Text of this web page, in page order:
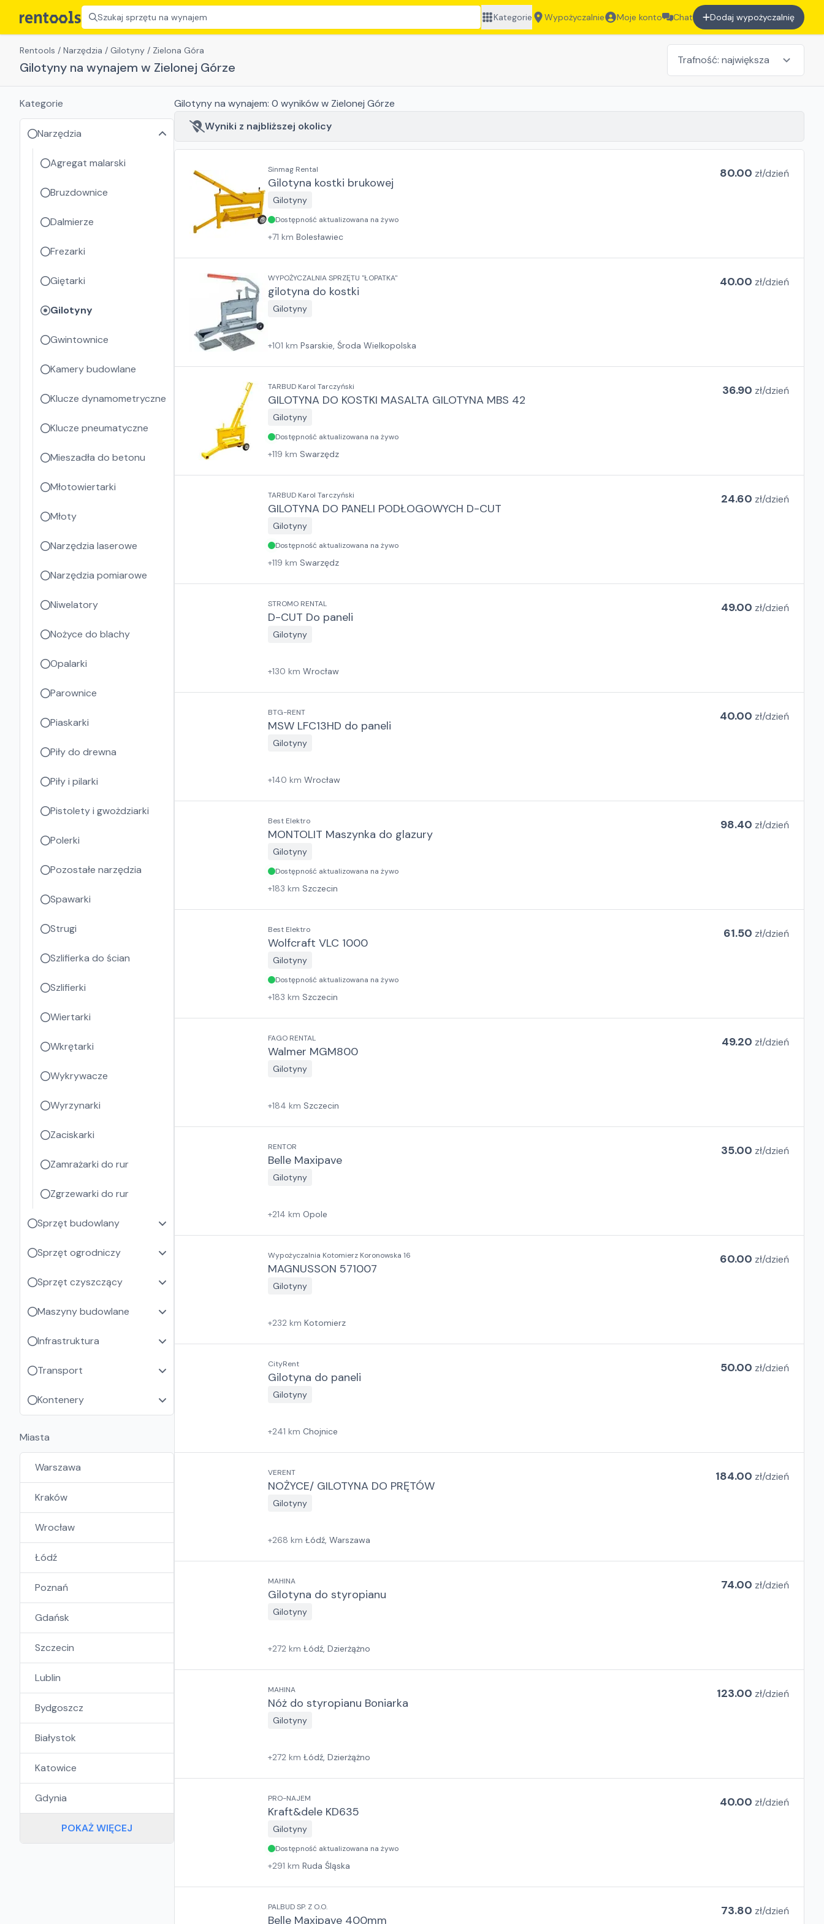
Szukaj sprzętu na wynajem Kategorie Wypożyczalnie Moje konto Chat Dodaj wypożyczalnię
Rentools / Narzędzia / Gilotyny / Zielona Góra
Gilotyny na wynajem w Zielonej Górze
Gilotynyna wynajem: 0 wynikóww Zielonej Górze
Wyniki z najbliższej okolicy
Sinmag Rental
Gilotyna kostki brukowej
Gilotyny
80.00 zł/dzień
Dostępność aktualizowana na żywo
+71 km Bolesławiec
WYPOŻYCZALNIA SPRZĘTU "ŁOPATKA"
gilotyna do kostki
Gilotyny
40.00 zł/dzień
+101 km Psarskie, Środa Wielkopolska
TARBUD Karol Tarczyński
GILOTYNA DO KOSTKI MASALTA GILOTYNA MBS 42
Gilotyny
36.90 zł/dzień
Dostępność aktualizowana na żywo
+119 km Swarzędz
TARBUD Karol Tarczyński
GILOTYNA DO PANELI PODŁOGOWYCH D-CUT
Gilotyny
24.60 zł/dzień
Dostępność aktualizowana na żywo
+119 km Swarzędz
STROMO RENTAL
D-CUT Do paneli
Gilotyny
49.00 zł/dzień
+130 km Wrocław
BTG-RENT
MSW LFC13HD do paneli
Gilotyny
40.00 zł/dzień
+140 km Wrocław
Best Elektro
MONTOLIT Maszynka do glazury
Gilotyny
98.40 zł/dzień
Dostępność aktualizowana na żywo
+183 km Szczecin
Best Elektro
Wolfcraft VLC 1000
Gilotyny
61.50 zł/dzień
Dostępność aktualizowana na żywo
+183 km Szczecin
FAGO RENTAL
Walmer MGM800
Gilotyny
49.20 zł/dzień
+184 km Szczecin
RENTOR
Belle Maxipave
Gilotyny
35.00 zł/dzień
+214 km Opole
Wypożyczalnia Kotomierz Koronowska 16
MAGNUSSON 571007
Gilotyny
60.00 zł/dzień
+232 km Kotomierz
CityRent
Gilotyna do paneli
Gilotyny
50.00 zł/dzień
+241 km Chojnice
VERENT
NOŻYCE/ GILOTYNA DO PRĘTÓW
Gilotyny
184.00 zł/dzień
+268 km Łódź, Warszawa
MAHINA
Gilotyna do styropianu
Gilotyny
74.00 zł/dzień
+272 km Łódź, Dzierżążno
MAHINA
Nóż do styropianu Boniarka
Gilotyny
123.00 zł/dzień
+272 km Łódź, Dzierżążno
PRO-NAJEM
Kraft&dele KD635
Gilotyny
40.00 zł/dzień
Dostępność aktualizowana na żywo
+291 km Ruda Śląska
PALBUD SP. Z O.O.
Belle Maxipave 400mm
73.80 zł/dzień
Kategorie
Narzędzia
Agregat malarski
Bruzdownice
Dalmierze
Frezarki
Giętarki
Gilotyny
Gwintownice
Kamery budowlane
Klucze dynamometryczne
Klucze pneumatyczne
Mieszadła do betonu
Młotowiertarki
Młoty
Narzędzia laserowe
Narzędzia pomiarowe
Niwelatory
Nożyce do blachy
Opalarki
Parownice
Piaskarki
Piły do drewna
Piły i pilarki
Pistolety i gwożdziarki
Polerki
Pozostałe narzędzia
Spawarki
Strugi
Szlifierka do ścian
Szlifierki
Wiertarki
Wkrętarki
Wykrywacze
Wyrzynarki
Zaciskarki
Zamrażarki do rur
Zgrzewarki do rur
Sprzęt budowlany
Sprzęt ogrodniczy
Sprzęt czyszczący
Maszyny budowlane
Infrastruktura
Transport
Kontenery
Miasta
Warszawa
Kraków
Wrocław
Łódź
Poznań
Gdańsk
Szczecin
Lublin
Bydgoszcz
Białystok
Katowice
Gdynia
POKAŻ WIĘCEJ